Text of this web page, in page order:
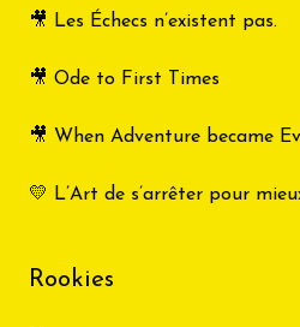
🎥 Les Échecs n’existent pas.
🎥 Ode to First Times
🎥 When Adventure became
💛 L’Art de s’arrêter pour
Rookies